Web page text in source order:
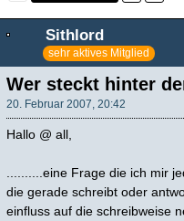
Sithlord
sehr aktives Mitglied
Wer steckt hinter
20. Februar 2007, 20:42
Hallo @ all,
..........eine Frage die ich mir
die gerade schreibt oder
einfluss auf die schreibweise